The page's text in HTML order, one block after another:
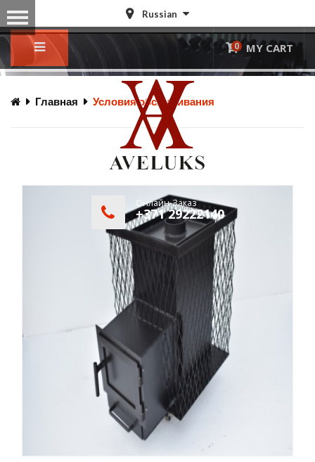
Russian
Онлайн-Заказ
+371 29222140
0 MY CART
- byVinaGecko.com
Главная Условия обслуживания